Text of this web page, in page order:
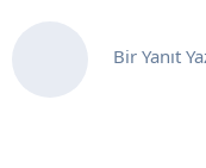
Bir Yanıt